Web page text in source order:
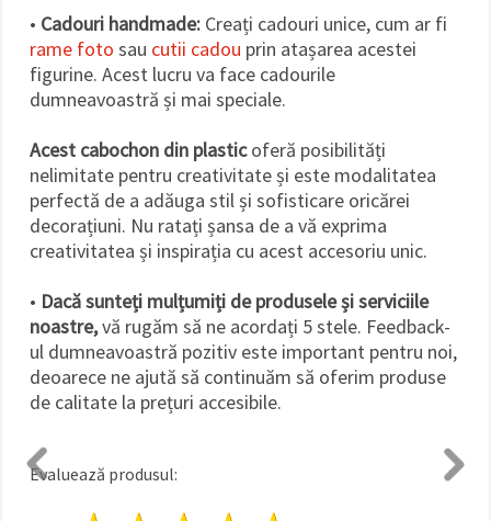
• Cadouri handmade: Creați cadouri unice, cum ar fi
rame foto sau cutii cadou prin atașarea acestei
figurine. Acest lucru va face cadourile
dumneavoastră și mai speciale.
Acest cabochon din plasticoferă posibilități
nelimitate pentru creativitate și este modalitatea
perfectă de a adăuga stil și sofisticare oricărei
decorațiuni. Nu ratați șansa de a vă exprima
creativitatea și inspirația cu acest accesoriu unic.
• Dacă sunteți mulțumiți de produsele și serviciile
noastre,vă rugăm să ne acordați 5 stele. Feedback-
ul dumneavoastră pozitiv este important pentru noi,
deoarece ne ajută să continuăm să oferim produse
de calitate la prețuri accesibile.
Evaluează produsul: